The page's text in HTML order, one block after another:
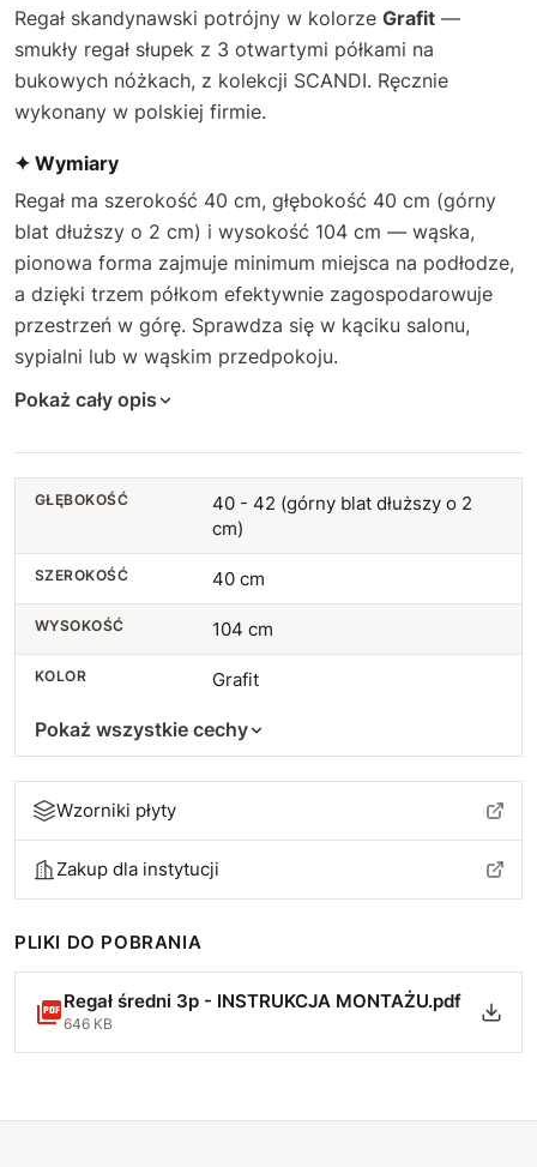
Regał skandynawski potrójny w kolorze Grafit —
smukły regał słupek z 3 otwartymi półkami na
bukowych nóżkach, z kolekcji SCANDI. Ręcznie
wykonany w polskiej firmie.
✦ Wymiary
Regał ma szerokość 40 cm, głębokość 40 cm (górny
blat dłuższy o 2 cm) i wysokość 104 cm — wąska,
pionowa forma zajmuje minimum miejsca na podłodze,
a dzięki trzem półkom efektywnie zagospodarowuje
przestrzeń w górę. Sprawdza się w kąciku salonu,
sypialni lub w wąskim przedpokoju.
Pokaż cały opis
GŁĘBOKOŚĆ
40 - 42 (górny blat dłuższy o 2
cm)
SZEROKOŚĆ 40 cm
WYSOKOŚĆ 104 cm
KOLOR Grafit
Pokaż wszystkie cechy
Wzorniki płyty
Zakup dla instytucji
PLIKI DO POBRANIA
Regał średni 3p - INSTRUKCJA MONTAŻU.pdf
646 KB